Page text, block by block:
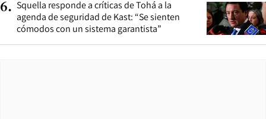
6. Squella responde a críticas de Tohá a la
agenda de seguridad de Kast: “Se sienten
cómodos con un sistema garantista”